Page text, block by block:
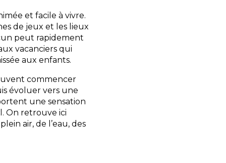
et facile à vivre.
de jeux et les lieux
peut rapidement
vacanciers qui
aux enfants.
commencer
évoluer vers une
une sensation
On retrouve ici
air, de l’eau, des